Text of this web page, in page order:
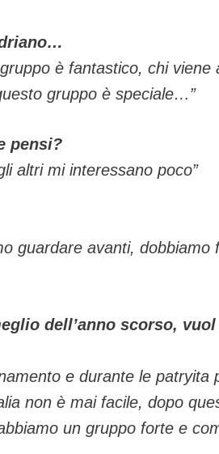
è fantastico, chi
gruppo è speciale…”
pensi?
altri mi interessano poco”
guardare avanti,
dell’anno scorso,
e durante le patryita
non è mai facile, dopo
un gruppo forte e